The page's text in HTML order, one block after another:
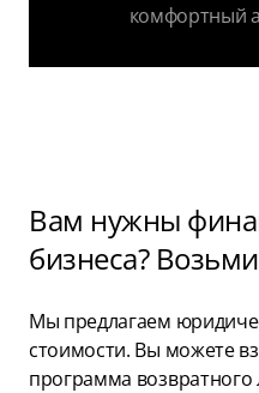
комфортный
Вам нужны
бизнеса?
Мы предлагаем
стоимости. Вы можете
программа возвратного